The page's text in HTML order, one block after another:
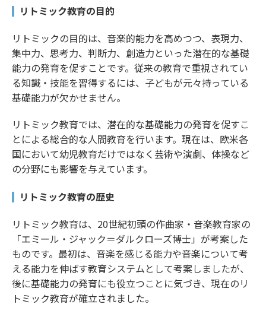
リトミック教育の目的
リトミックの目的は、音楽的能力を高めつつ、表現力、
集中力、思考力、判断力、創造力といった潜在的な基礎
能力の発育を促すことです。従来の教育で重視されてい
る知識・技能を習得するには、子どもが元々持っている
基礎能力が欠かせません。
リトミック教育では、潜在的な基礎能力の発育を促すこ
とによる総合的な人間教育を行います。現在は、欧米各
国において幼児教育だけではなく芸術や演劇、体操など
の分野にも影響を与えています。
リトミック教育の歴史
リトミック教育は、20世紀初頭の作曲家・音楽教育家の
「エミール・ジャック＝ダルクローズ博士」が考案した
ものです。最初は、音楽を感じる能力や音楽について考
える能力を伸ばす教育システムとして考案しましたが、
後に基礎能力の発育にも役立つことに気づき、現在のリ
トミック教育が確立されました。